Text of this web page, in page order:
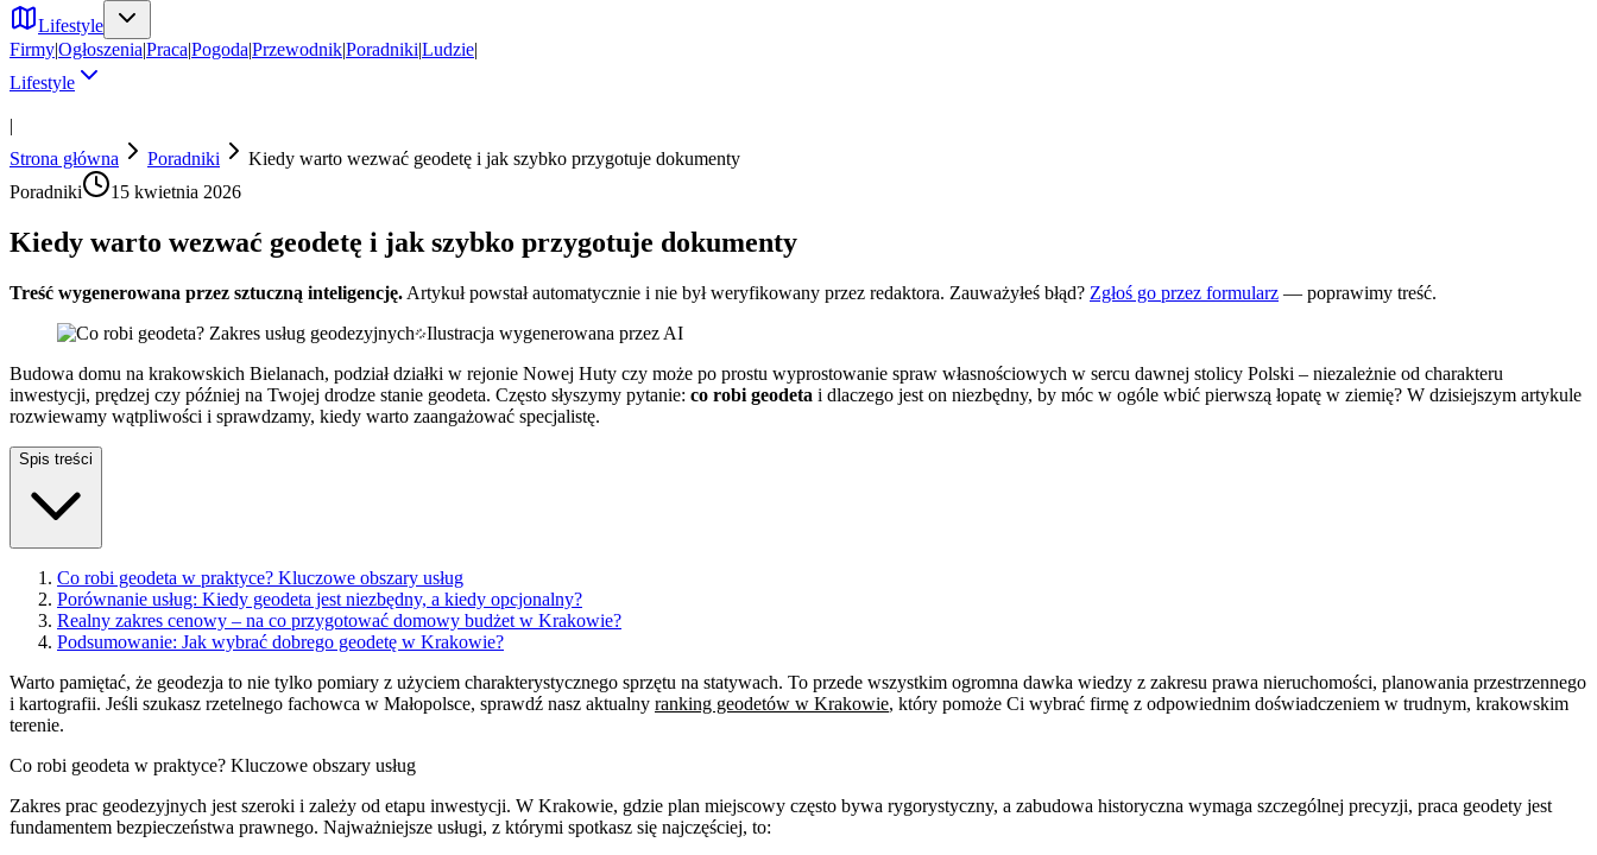
Lifestyle
Firmy|Ogłoszenia|Praca|Pogoda|Przewodnik|Poradniki|Ludzie|
Lifestyle
|
Strona główna
Poradniki
Kiedy warto wezwać geodetę i jak szybko przygotuje dokumenty
Poradniki
15 kwietnia 2026
Kiedy warto wezwać geodetę i jak szybko przygotuje dokumenty
Treść wygenerowana przez sztuczną inteligencję. Artykuł powstał automatycznie i nie był weryfikowany przez redaktora. Zauważyłeś błąd? Zgłoś go przez formularz — poprawimy treść.
Ilustracja wygenerowana przez AI
Budowa domu na krakowskich Bielanach, podział działki w rejonie Nowej Huty czy może po prostu wyprostowanie spraw własnościowych w sercu dawnej stolicy Polski – niezależnie od charakteru
inwestycji, prędzej czy później na Twojej drodze stanie geodeta. Często słyszymy pytanie: co robi geodeta i dlaczego jest on niezbędny, by móc w ogóle wbić pierwszą łopatę w ziemię? W dzisiejszym artykule
rozwiewamy wątpliwości i sprawdzamy, kiedy warto zaangażować specjalistę.
Spis treści
Co robi geodeta w praktyce? Kluczowe obszary usług
Porównanie usług: Kiedy geodeta jest niezbędny, a kiedy opcjonalny?
Realny zakres cenowy – na co przygotować domowy budżet w Krakowie?
Podsumowanie: Jak wybrać dobrego geodetę w Krakowie?
Warto pamiętać, że geodezja to nie tylko pomiary z użyciem charakterystycznego sprzętu na statywach. To przede wszystkim ogromna dawka wiedzy z zakresu prawa nieruchomości, planowania przestrzennego
i kartografii. Jeśli szukasz rzetelnego fachowca w Małopolsce, sprawdź nasz aktualny ranking geodetów w Krakowie, który pomoże Ci wybrać firmę z odpowiednim doświadczeniem w trudnym, krakowskim
terenie.
Co robi geodeta w praktyce? Kluczowe obszary usług
Zakres prac geodezyjnych jest szeroki i zależy od etapu inwestycji. W Krakowie, gdzie plan miejscowy często bywa rygorystyczny, a zabudowa historyczna wymaga szczególnej precyzji, praca geodety jest
fundamentem bezpieczeństwa prawnego. Najważniejsze usługi, z którymi spotkasz się najczęściej, to: